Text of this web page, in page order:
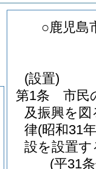
○鹿児島
(設置)
第1条
市民
及振興を
律(昭和31
設を設置す
(平31